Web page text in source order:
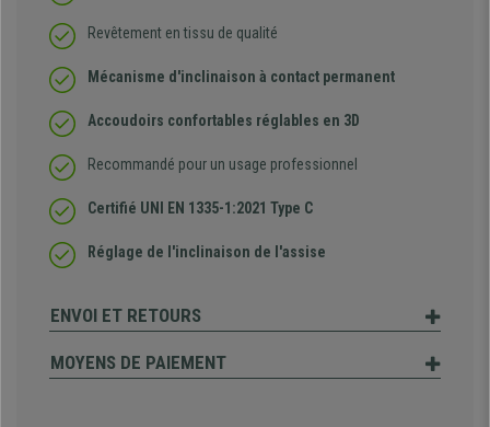
Revêtement en tissu de qualité
Mécanisme d'inclinaison à contact permanent
Accoudoirs confortables réglables en 3D
Recommandé pour un usage professionnel
Certifié UNI EN 1335-1:2021 Type C
Réglage de l'inclinaison de l'assise
ENVOI ET RETOURS
MOYENS DE PAIEMENT